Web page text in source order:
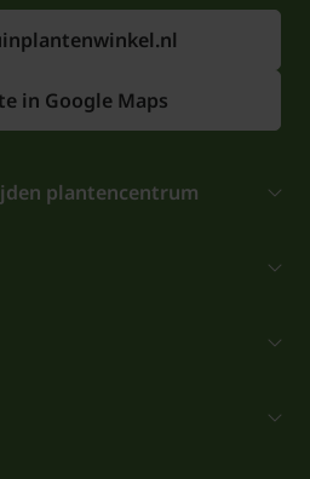
in Google Maps
plantencentrum